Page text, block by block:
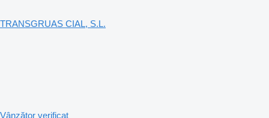
TRANSGRUAS CIAL, S.L.
Vânzător verificat